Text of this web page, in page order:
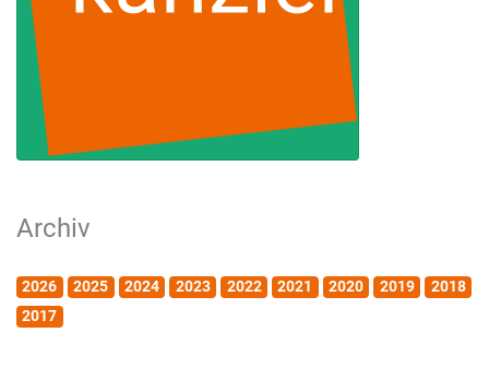
Archiv
2026 2025 2024 2023 2022 2021 2020 2019
2018
2017